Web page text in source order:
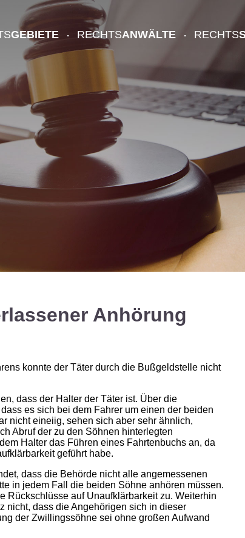
GEBIETE RECHTSANWÄLTE RECHTS
Anhörung
konnte der Täter durch die Bußgeldstelle nicht
dass der Halter der Täter ist. Über die
es sich bei dem Fahrer um einen der beiden
nicht eineiig, sehen sich aber sehr ähnlich,
Abruf der zu den Söhnen hinterlegten
Halter das Führen eines Fahrtenbuchs an, da
geführt habe.
dass die Behörde nicht alle angemessenen
in jedem Fall die beiden Söhne anhören müssen.
Rückschlüsse auf Unaufklärbarkeit zu. Weiterhin
nicht, dass die Angehörigen sich in dieser
der Zwillingssöhne sei ohne großen Aufwand